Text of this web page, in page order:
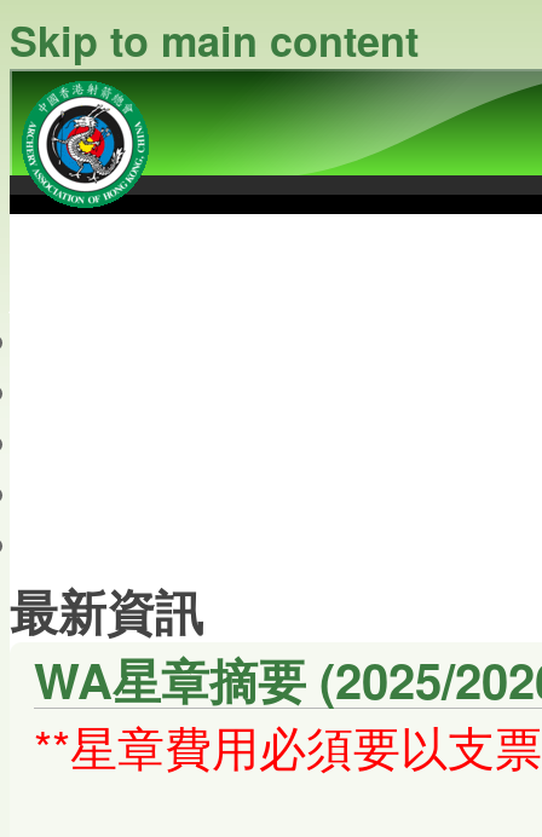
Skip to main content
最新資訊
WA星章摘要 (2025/
**星章費用必須要以支